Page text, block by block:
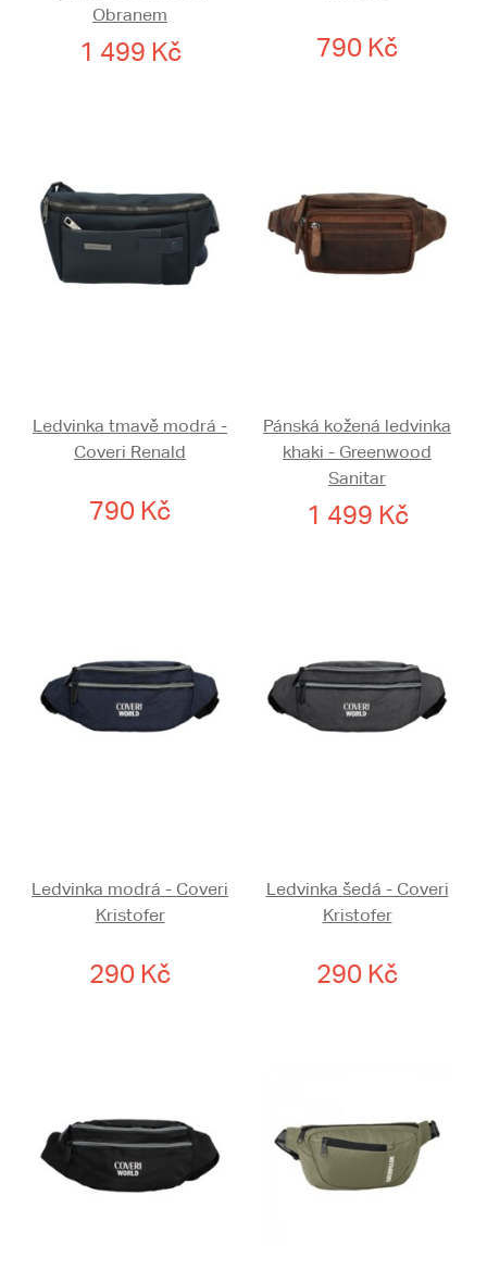
Obranem
1 499 Kč 790 Kč
Ledvinka tmavě modrá -
Coveri Renald
790 Kč
Pánská kožená ledvinka
khaki - Greenwood
Sanitar
1 499 Kč
Ledvinka modrá - Coveri
Kristofer
290 Kč
Ledvinka šedá - Coveri
Kristofer
290 Kč